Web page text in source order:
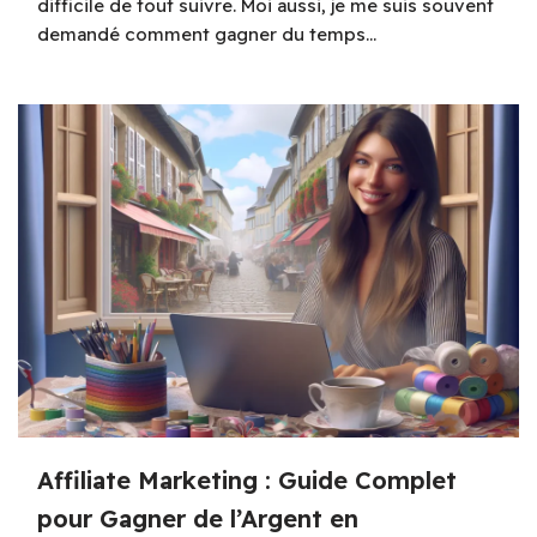
difficile de tout suivre. Moi aussi, je me suis souvent
demandé comment gagner du temps…
Affiliate Marketing : Guide Complet
pour Gagner de l’Argent en